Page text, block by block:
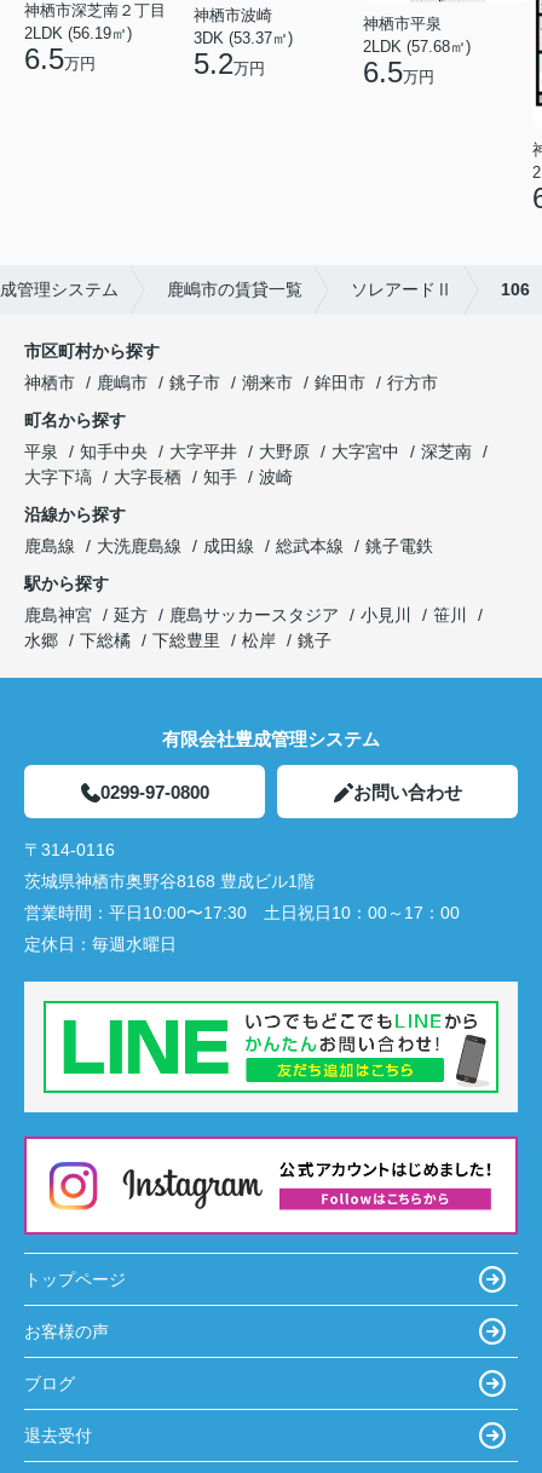
神栖市深芝南２丁目
2LDK (56.19㎡)
6.5万円
神栖市波崎
3DK (53.37㎡)
5.2万円
神栖市平泉
2LDK (57.68㎡)
6.5万円
管理システム 鹿嶋市の賃貸一覧 ソレアードⅡ 106
市区町村から探す
神栖市
鹿嶋市 銚子市 潮来市 鉾田市
行方市
町名から探す
平泉
知手中央 大字平井 大野原 大字宮中
深芝南
大字下塙
大字長栖 知手
波崎
沿線から探す
鹿島線
大洗鹿島線 成田線 総武本線
銚子電鉄
駅から探す
鹿島神宮
延方 鹿島サッカースタジア 小見川
笹川
水郷
下総橘 下総豊里 松岸 銚子
有限会社豊成管理システム
0299-97-0800 お問い合わせ
〒314-0116
茨城県神栖市奥野谷8168 豊成ビル1階
営業時間： 平日10:00〜17:30 土日祝日10：00～17：00
定休日： 毎週水曜日
トップページ
お客様の声
ブログ
退去受付